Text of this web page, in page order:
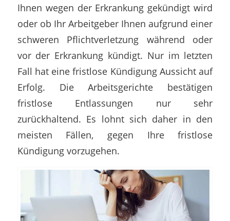
Ihnen wegen der Erkrankung gekündigt wird
oder ob Ihr Arbeitgeber Ihnen aufgrund einer
schweren Pflichtverletzung während oder
vor der Erkrankung kündigt. Nur im letzten
Fall hat eine fristlose Kündigung Aussicht auf
Erfolg. Die Arbeitsgerichte bestätigen
fristlose Entlassungen nur sehr
zurückhaltend. Es lohnt sich daher in den
meisten Fällen, gegen Ihre fristlose
Kündigung vorzugehen.